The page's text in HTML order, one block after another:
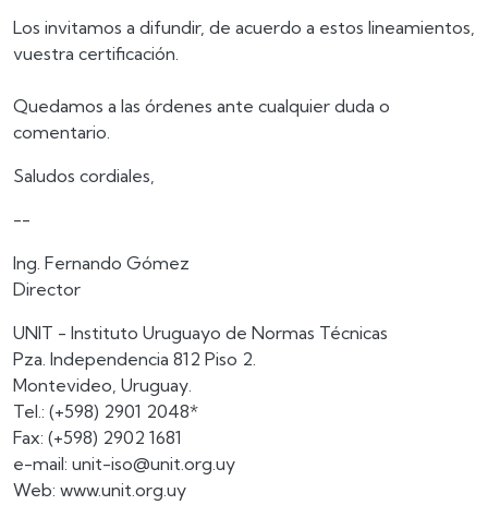
Los invitamos a difundir, de acuerdo a estos lineamientos,
vuestra certificación.
Quedamos a las órdenes ante cualquier duda o
comentario.
Saludos cordiales,
--
Ing. Fernando Gómez
Director
UNIT - Instituto Uruguayo de Normas Técnicas
Pza. Independencia 812 Piso 2.
Montevideo, Uruguay.
Tel.: (+598) 2901 2048*
Fax: (+598) 2902 1681
e-mail: unit-iso@unit.org.uy
Web: www.unit.org.uy